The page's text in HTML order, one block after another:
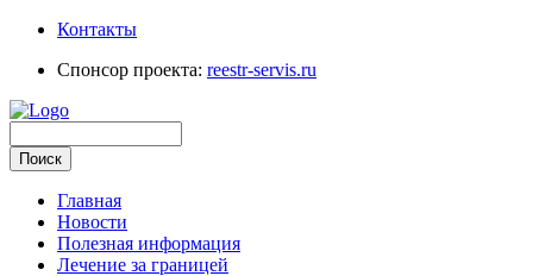
Контакты
Спонсор проекта: reestr-servis.ru
Главная
Новости
Полезная информация
Лечение за границей